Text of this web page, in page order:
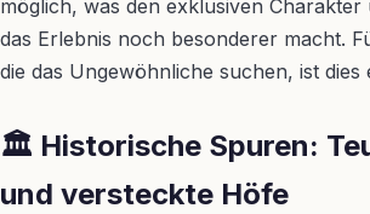
möglich, was den exklusiven
das Erlebnis noch besonderer macht.
die das Ungewöhnliche suchen, ist dies
🏛️ Historische Spuren:
und versteckte Höfe